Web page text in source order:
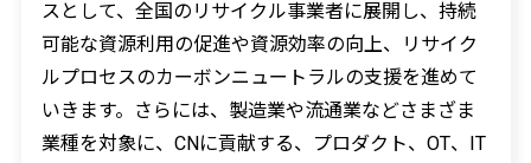
スとして、全国のリサイクル事業者に展開し、持続
可能な資源利用の促進や資源効率の向上、リサイク
ルプロセスのカーボンニュートラルの支援を進めて
いきます。さらには、製造業や流通業などさまざま
業種を対象に、CNに貢献する、プロダクト、OT、IT